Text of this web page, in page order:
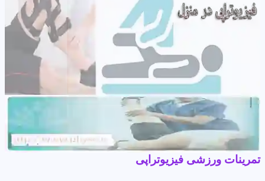
تمرینات ورزشی فیزیوتراپی